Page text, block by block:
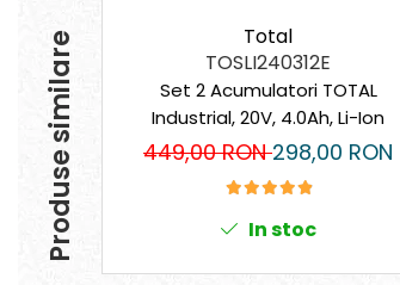
Produse similare
Total
TOSLI240312E
Set 2 Acumulatori TOTAL
Industrial, 20V, 4.0Ah, Li-Ion
449,00 RON298,00 RON
In stoc